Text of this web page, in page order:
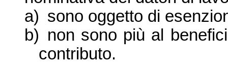
a) sono oggetto di
b) non sono più al
contributo.